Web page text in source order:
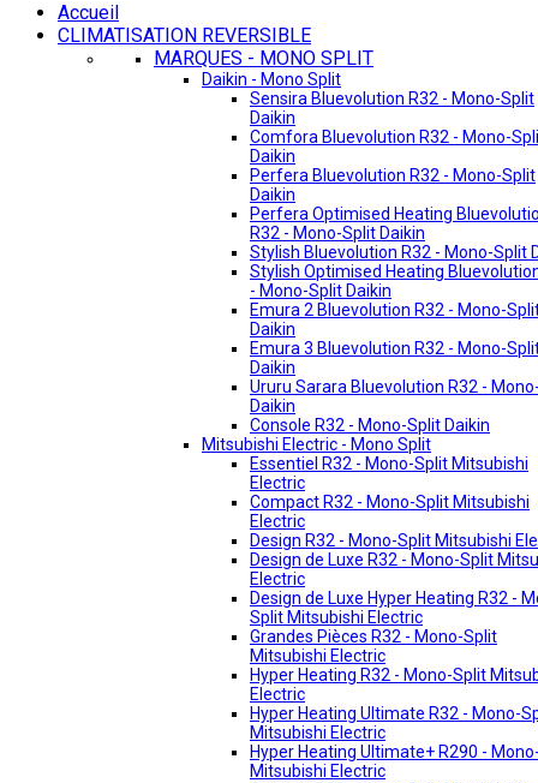
Accueil
CLIMATISATION REVERSIBLE
MARQUES - MONO SPLIT
Daikin - Mono Split
Sensira Bluevolution R32 - Mono-Split
Daikin
Comfora Bluevolution R32 - Mono-
Daikin
Perfera Bluevolution R32 - Mono-Split
Daikin
Perfera Optimised Heating
R32 - Mono-Split Daikin
Stylish Bluevolution R32 - Mono-Split
Stylish Optimised Heating
- Mono-Split Daikin
Emura 2 Bluevolution R32 - Mono-
Daikin
Emura 3 Bluevolution R32 - Mono-
Daikin
Ururu Sarara Bluevolution R32 -
Daikin
Console R32 - Mono-Split Daikin
Mitsubishi Electric - Mono Split
Essentiel R32 - Mono-Split Mitsubishi
Electric
Compact R32 - Mono-Split Mitsubishi
Electric
Design R32 - Mono-Split Mitsubishi
Design de Luxe R32 - Mono-Split
Electric
Design de Luxe Hyper Heating R32 -
Split Mitsubishi Electric
Grandes Pièces R32 - Mono-Split
Mitsubishi Electric
Hyper Heating R32 - Mono-Split
Electric
Hyper Heating Ultimate R32 - Mono-
Mitsubishi Electric
Hyper Heating Ultimate+ R290 -
Mitsubishi Electric